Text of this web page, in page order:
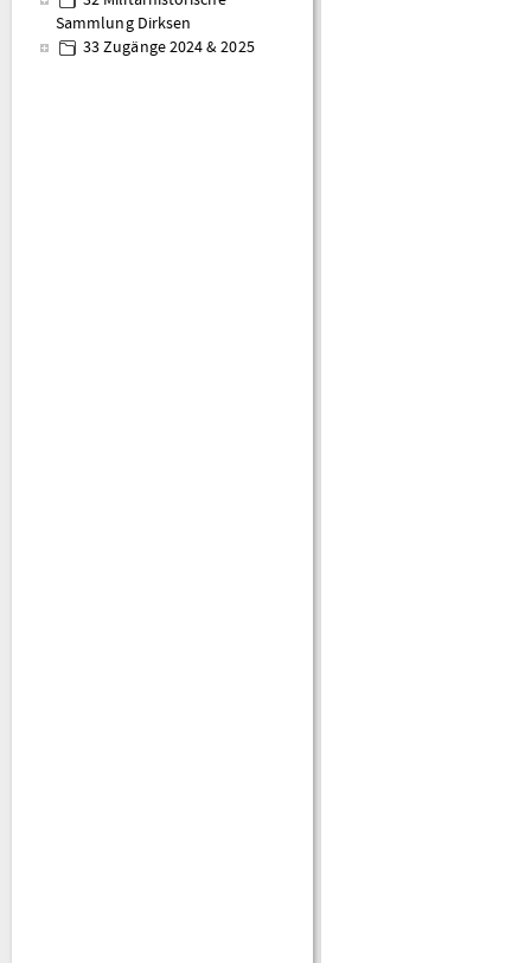
Sammlung Dirksen
33 Zugänge 2024 & 2025